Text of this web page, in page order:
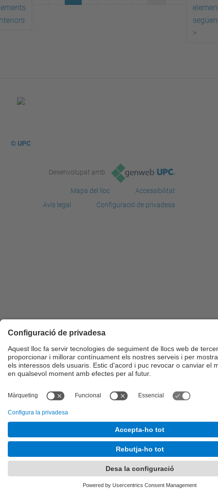
>
© UPC
Desenvolupat amb
Mapa del lloc
Accessibilitat
Avís legal
Configuració de privadesa